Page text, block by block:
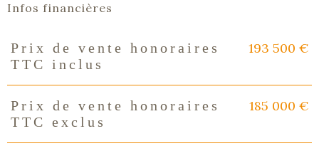
Infos financières
Caractéristiques Valeurs
Prix de vente honoraires
TTC inclus
193 500 €
Prix de vente honoraires
TTC exclus
185 000 €